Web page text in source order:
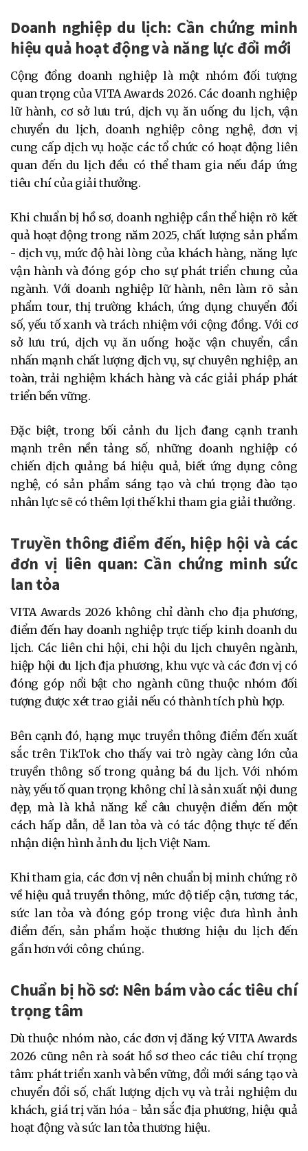
Doanh nghiệp du lịch: Cần chứng minh
hiệu quả hoạt động và năng lực đổi mới
Cộng đồng doanh nghiệp là một nhóm đối tượng
quan trọng của VITA Awards 2026. Các doanh nghiệp
lữ hành, cơ sở lưu trú, dịch vụ ăn uống du lịch, vận
chuyển du lịch, doanh nghiệp công nghệ, đơn vị
cung cấp dịch vụ hoặc các tổ chức có hoạt động liên
quan đến du lịch đều có thể tham gia nếu đáp ứng
tiêu chí của giải thưởng.
Khi chuẩn bị hồ sơ, doanh nghiệp cần thể hiện rõ kết
quả hoạt động trong năm 2025, chất lượng sản phẩm
- dịch vụ, mức độ hài lòng của khách hàng, năng lực
vận hành và đóng góp cho sự phát triển chung của
ngành. Với doanh nghiệp lữ hành, nên làm rõ sản
phẩm tour, thị trường khách, ứng dụng chuyển đổi
số, yếu tố xanh và trách nhiệm với cộng đồng. Với cơ
sở lưu trú, dịch vụ ăn uống hoặc vận chuyển, cần
nhấn mạnh chất lượng dịch vụ, sự chuyên nghiệp, an
toàn, trải nghiệm khách hàng và các giải pháp phát
triển bền vững.
Đặc biệt, trong bối cảnh du lịch đang cạnh tranh
mạnh trên nền tảng số, những doanh nghiệp có
chiến dịch quảng bá hiệu quả, biết ứng dụng công
nghệ, có sản phẩm sáng tạo và chú trọng đào tạo
nhân lực sẽ có thêm lợi thế khi tham gia giải thưởng.
Truyền thông điểm đến, hiệp hội và các
đơn vị liên quan: Cần chứng minh sức
lan tỏa
VITA Awards 2026 không chỉ dành cho địa phương,
điểm đến hay doanh nghiệp trực tiếp kinh doanh du
lịch. Các liên chi hội, chi hội du lịch chuyên ngành,
hiệp hội du lịch địa phương, khu vực và các đơn vị có
đóng góp nổi bật cho ngành cũng thuộc nhóm đối
tượng được xét trao giải nếu có thành tích phù hợp.
Bên cạnh đó, hạng mục truyền thông điểm đến xuất
sắc trên TikTok cho thấy vai trò ngày càng lớn của
truyền thông số trong quảng bá du lịch. Với nhóm
này, yếu tố quan trọng không chỉ là sản xuất nội dung
đẹp, mà là khả năng kể câu chuyện điểm đến một
cách hấp dẫn, dễ lan tỏa và có tác động thực tế đến
nhận diện hình ảnh du lịch Việt Nam.
Khi tham gia, các đơn vị nên chuẩn bị minh chứng rõ
về hiệu quả truyền thông, mức độ tiếp cận, tương tác,
sức lan tỏa và đóng góp trong việc đưa hình ảnh
điểm đến, sản phẩm hoặc thương hiệu du lịch đến
gần hơn với công chúng.
Chuẩn bị hồ sơ: Nên bám vào các tiêu chí
trọng tâm
Dù thuộc nhóm nào, các đơn vị đăng ký VITA Awards
2026 cũng nên rà soát hồ sơ theo các tiêu chí trọng
tâm: phát triển xanh và bền vững, đổi mới sáng tạo và
chuyển đổi số, chất lượng dịch vụ và trải nghiệm du
khách, giá trị văn hóa - bản sắc địa phương, hiệu quả
hoạt động và sức lan tỏa thương hiệu.